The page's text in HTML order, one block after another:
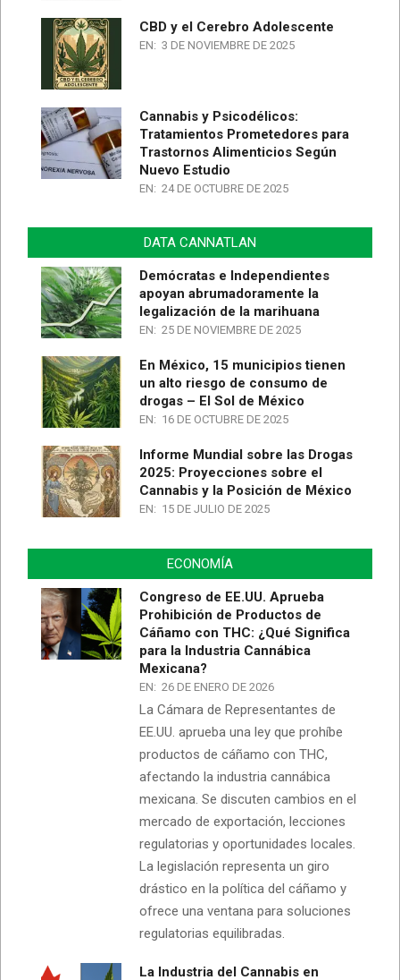
CBD y el Cerebro Adolescente
EN: 3 DE NOVIEMBRE DE 2025
Cannabis y Psicodélicos:
Tratamientos Prometedores para
Trastornos Alimenticios Según
Nuevo Estudio
EN: 24 DE OCTUBRE DE 2025
DATA CANNATLAN
Demócratas e Independientes
apoyan abrumadoramente la
legalización de la marihuana
EN: 25 DE NOVIEMBRE DE 2025
En México, 15 municipios tienen
un alto riesgo de consumo de
drogas – El Sol de México
EN: 16 DE OCTUBRE DE 2025
Informe Mundial sobre las Drogas
2025: Proyecciones sobre el
Cannabis y la Posición de México
EN: 15 DE JULIO DE 2025
ECONOMÍA
Congreso de EE.UU. Aprueba
Prohibición de Productos de
Cáñamo con THC: ¿Qué Significa
para la Industria Cannábica
Mexicana?
EN: 26 DE ENERO DE 2026
La Cámara de Representantes de
EE.UU. aprueba una ley que prohíbe
productos de cáñamo con THC,
afectando la industria cannábica
mexicana. Se discuten cambios en el
mercado de exportación, lecciones
regulatorias y oportunidades locales.
La legislación representa un giro
drástico en la política del cáñamo y
ofrece una ventana para soluciones
regulatorias equilibradas.
La Industria del Cannabis en